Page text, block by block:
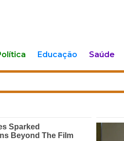
Educação Saúde